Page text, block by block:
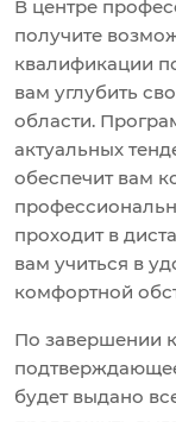
В центре
получите
квалификации
вам углубить
области.
актуальных
обеспечит вам
проходит в
вам учиться в
комфортной
По завершении
будет выдано